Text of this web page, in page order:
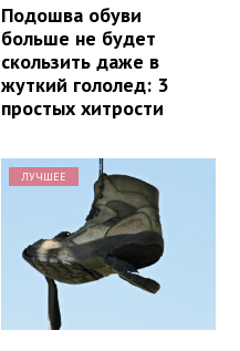
Подошва обуви
больше не будет
скользить даже в
жуткий гололед: 3
простых хитрости
ЛУЧШЕЕ